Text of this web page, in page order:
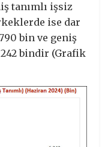
tanımlı işsiz
ise dar
bin ve geniş
242 bindir (Grafik